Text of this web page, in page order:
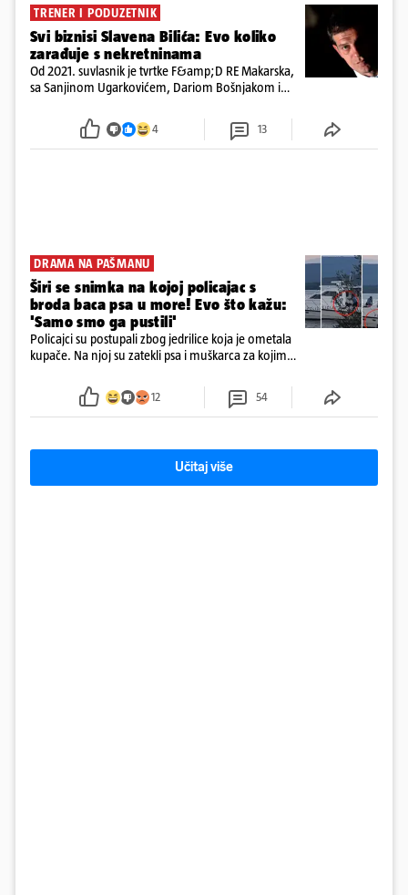
TRENER I PODUZETNIK
Svi biznisi Slavena Bilića: Evo koliko
zarađuje s nekretninama
Od 2021. suvlasnik je tvrtke F&amp;D RE Makarska,
sa Sanjinom Ugarkovićem, Dariom Bošnjakom i
poslovanje nekretninama, a od osnutka nema
zaposlenih
4 13
DRAMA NA PAŠMANU
Širi se snimka na kojoj policajac s
broda baca psa u more! Evo što kažu:
'Samo smo ga pustili'
Policajci su postupali zbog jedrilice koja je ometala
kupače. Na njoj su zatekli psa i muškarca za kojim
ga uhitili, a psa je preuzeo komunalni redar
12 54
Učitaj više